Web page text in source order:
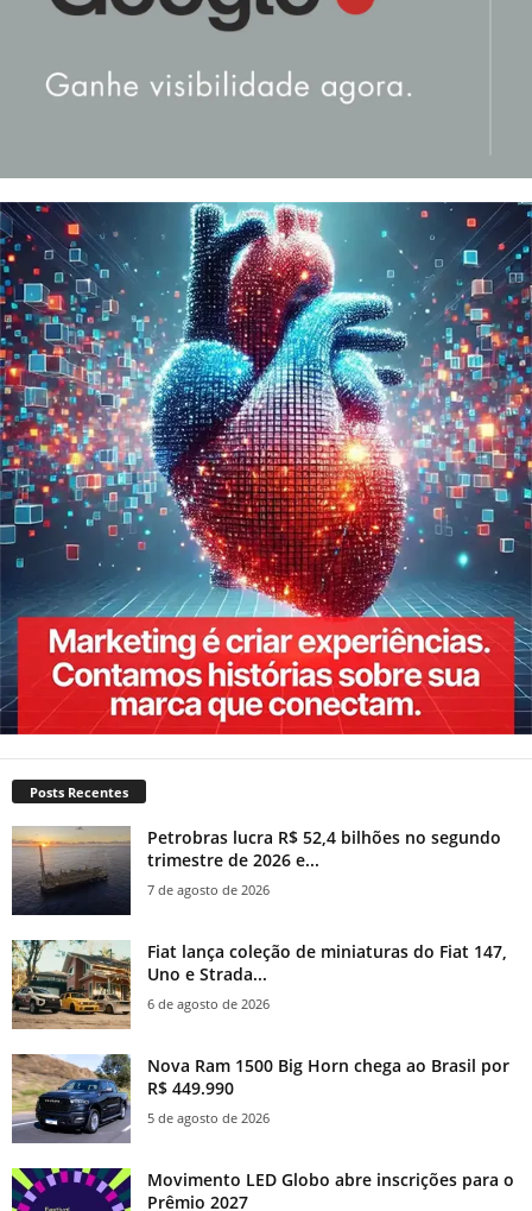
Posts Recentes
Petrobras lucra R$ 52,4 bilhões no segundo
trimestre de 2026 e...
7 de agosto de 2026
Fiat lança coleção de miniaturas do Fiat 147,
Uno e Strada...
6 de agosto de 2026
Nova Ram 1500 Big Horn chega ao Brasil por
R$ 449.990
5 de agosto de 2026
Movimento LED Globo abre inscrições para o
Prêmio 2027